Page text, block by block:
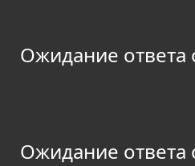
Ожидание
Ожидание